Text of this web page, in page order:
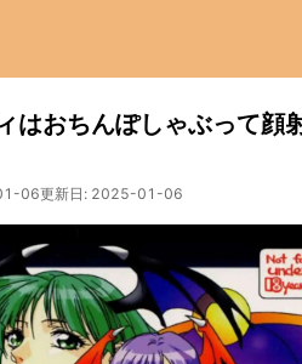
はおちんぽしゃぶって顔
06更新日: 2025-01-06